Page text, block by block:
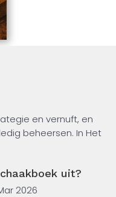
en vernuft, en
beheersen. In Het
je nodig hebt om
je een sterke
tactisch
uit?
2026